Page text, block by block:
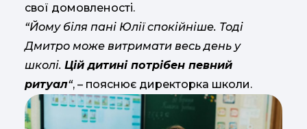
свої домовленості.
“Йому біля пані Юлії спокійніше. Тоді
Дмитро може витримати весь день у
школі. Цій дитині потрібен певний
ритуал“, – пояснює директорка школи.